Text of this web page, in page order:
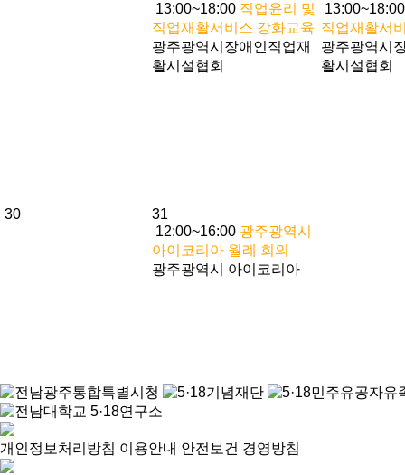
13:00~18:00 직업윤리 및
직업재활서비스 강화교육
광주광역시장애인직업재
활시설협회
13:00~18:00
직업재활서
광주광역시
활시설협회
30
31
12:00~16:00 광주광역시
아이코리아 월례 회의
광주광역시 아이코리아
개인정보처리방침 이용안내 안전보건 경영방침